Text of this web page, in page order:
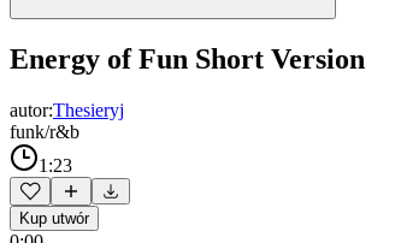
Energy of Fun Short Version
autor:Thesieryj
funk/r&b
1:23
Kup utwór